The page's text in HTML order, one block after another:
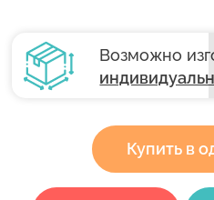
Возможно
Купить в